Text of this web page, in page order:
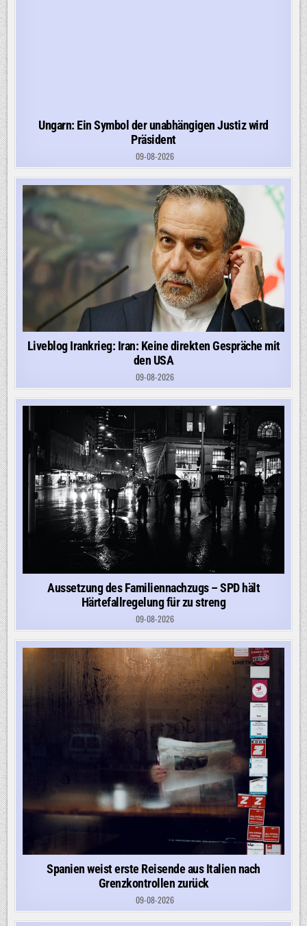
Ungarn: Ein Symbol der unabhängigen Justiz wird
Präsident
09-08-2026
Liveblog Irankrieg: Iran: Keine direkten Gespräche mit
den USA
09-08-2026
Aussetzung des Familiennachzugs – SPD hält
Härtefallregelung für zu streng
09-08-2026
Spanien weist erste Reisende aus Italien nach
Grenzkontrollen zurück
09-08-2026